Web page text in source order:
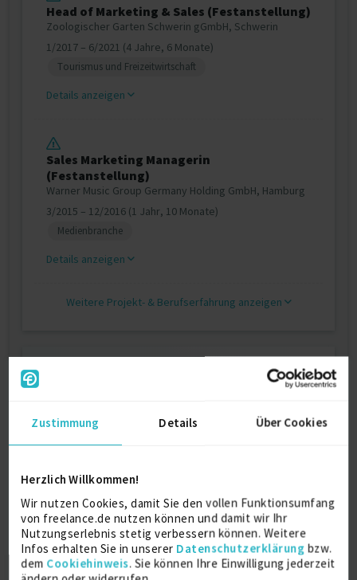
Zustimmung Details Über Cookies
Herzlich Willkommen!
Wir nutzen Cookies, damit Sie den vollen Funktionsumfang
von freelance.de nutzen können und damit wir Ihr
Nutzungserlebnis stetig verbessern können. Weitere
Infos erhalten Sie in unserer Datenschutzerklärung bzw.
dem Cookiehinweis. Sie können Ihre Einwilligung jederzeit
Head of Marketing & Sales (Festanstellung)
Zoologischer Garten Schwerin gGmbH, Schwerin
1/2017 – 6/2021 (4 Jahre, 6 Monate)
Tourismus und Freizeitwirtschaft
Details anzeigen
Sales Marketing Managerin
(Festanstellung)
Warner Music Group Germany Holding GmbH, Hamburg
3/2015 – 12/2016 (1 Jahr, 10 Monate)
Medienbranche
Details anzeigen
Weitere Projekt‐ & Berufserfahrung anzeigen
Ausbildung
Master of Arts in Management und
Lüneburg
Reykjavík University
Auslandssemester in International Business
2012
Reykjavík